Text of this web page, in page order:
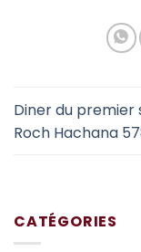
Diner du premier
Roch Hachana
CATÉGORIES